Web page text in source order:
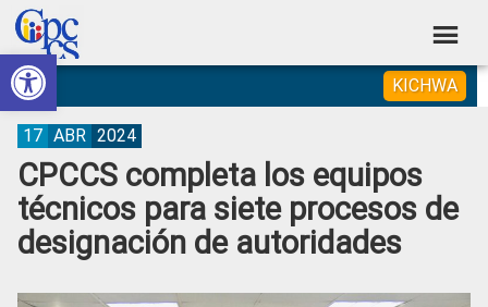
Abrir barra de herramientas
Skip
to
primary
navigation
Skip
to
main
content
Skip
to
primary
sidebar
Skip
to
footer
Consejo
de
Participación
Ciudadana
Control
Social
Construyendo
Poder
Ciudadano
KICHWA
CPCCS completa los equipos
técnicos para siete procesos de
designación de autoridades
17 ABR 2024